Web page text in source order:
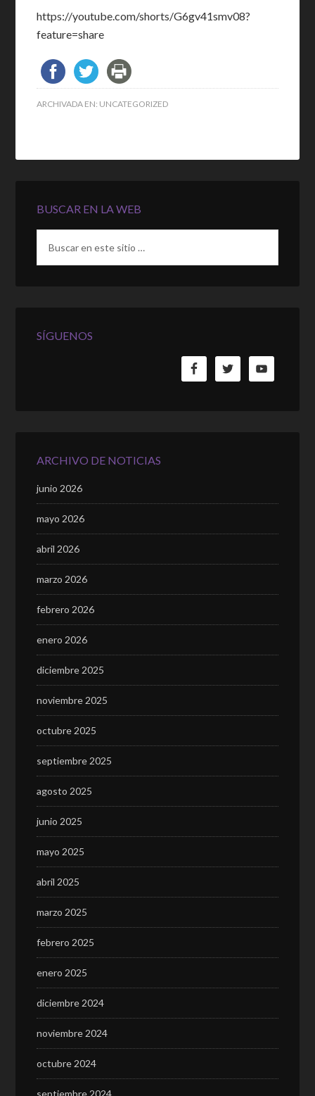
https://youtube.com/shorts/G6gv41smv08?
feature=share
ARCHIVADA EN: UNCATEGORIZED
BUSCAR EN LA WEB
SÍGUENOS
ARCHIVO DE NOTICIAS
junio 2026
mayo 2026
abril 2026
marzo 2026
febrero 2026
enero 2026
diciembre 2025
noviembre 2025
octubre 2025
septiembre 2025
agosto 2025
junio 2025
mayo 2025
abril 2025
marzo 2025
febrero 2025
enero 2025
diciembre 2024
noviembre 2024
octubre 2024